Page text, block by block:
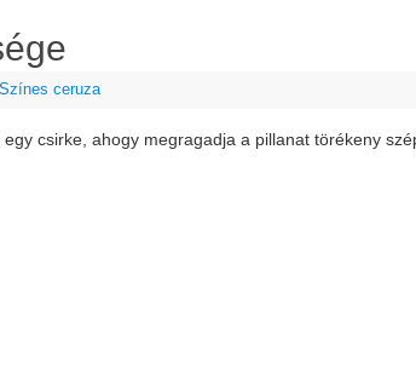
Színes ceruza
egy csirke, ahogy megragadja a pillanat törékeny